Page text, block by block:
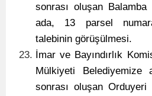
sonrası oluşan
ada, 13 parsel
talebinin görüşülmesi.
İmar ve Bayındırlık
Mülkiyeti
sonrası oluşan